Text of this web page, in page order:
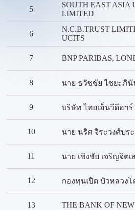
5
SOUTH EAST ASIA
LIMITED
6
N.C.B.TRUST
UCITS
7 BNP PARIBAS,
8 นาย ธวัชชัย ไชยะภิ
9 บริษัท ไทยเอ็นวีดีอาร์
10 นาย นริศ จิระวงศ์ปร
11 นาย เชิงชัย เจริญจิตเ
12 กองทุนเปิด บัวหลวง
13 THE BANK OF